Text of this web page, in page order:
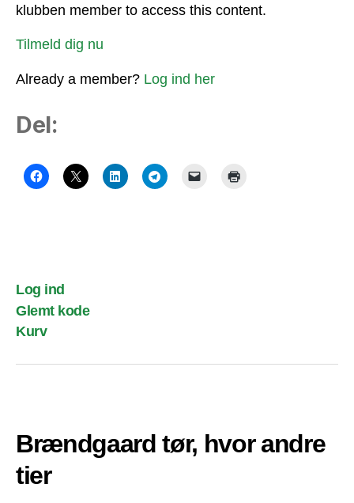
klubben member to access this content.
Tilmeld dig nu
Already a member? Log ind her
Del:
Log ind
Glemt kode
Kurv
Brændgaard tør, hvor andre
tier